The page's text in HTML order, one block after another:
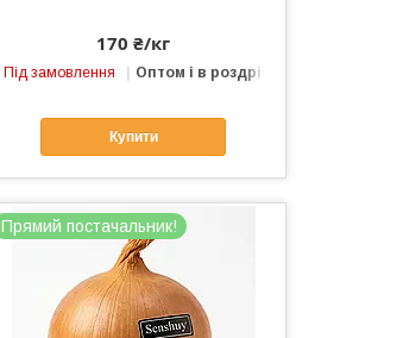
170 ₴/кг
Під замовлення Оптом і в роздріб
Купити
Прямий постачальник!